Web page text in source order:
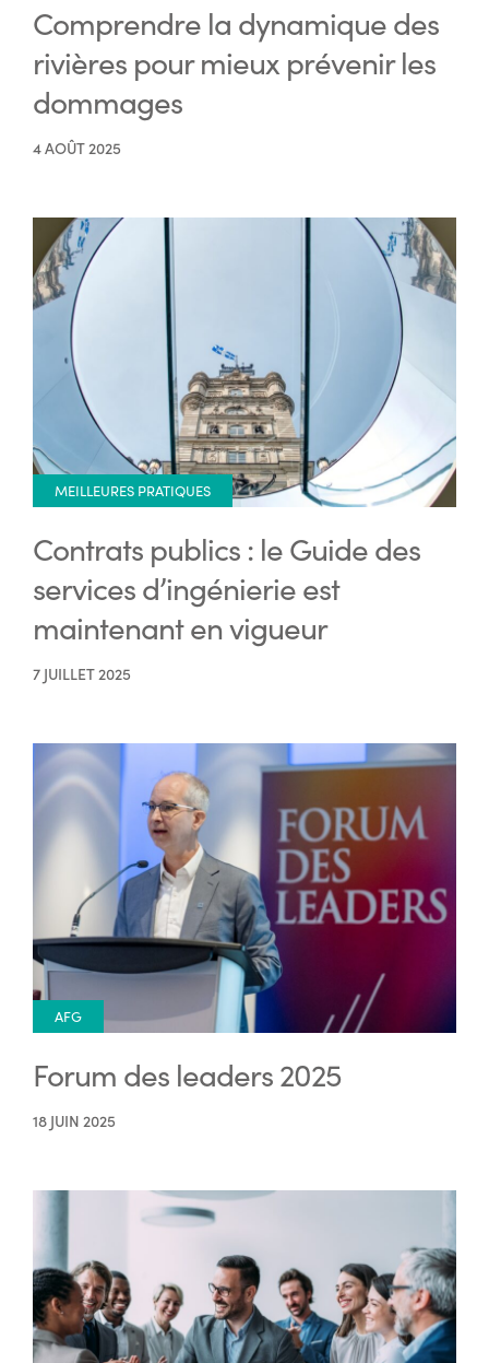
Comprendre la dynamique des
rivières pour mieux prévenir les
dommages
4 AOÛT 2025
MEILLEURES PRATIQUES
Contrats publics : le Guide des
services d’ingénierie est
maintenant en vigueur
7 JUILLET 2025
AFG
Forum des leaders 2025
18 JUIN 2025